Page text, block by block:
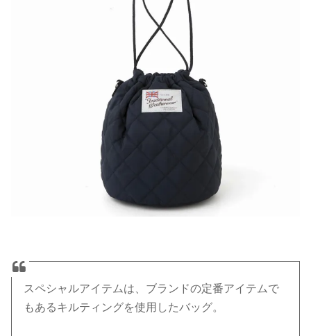
スペシャルアイテムは、ブランドの定番アイテムで
もあるキルティングを使用したバッグ。